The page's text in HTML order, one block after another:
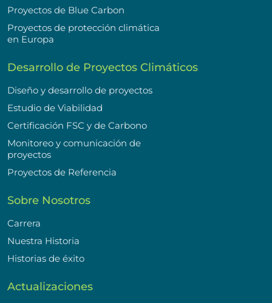
Proyectos de Blue Carbon
Proyectos de protección climática
en Europa
Desarrollo de Proyectos Climáticos
Diseño y desarrollo de proyectos
Estudio de Viabilidad
Certificación FSC y de Carbono
Monitoreo y comunicación de
proyectos
Proyectos de Referencia
Sobre Nosotros
Carrera
Nuestra Historia
Historias de éxito
Actualizaciones